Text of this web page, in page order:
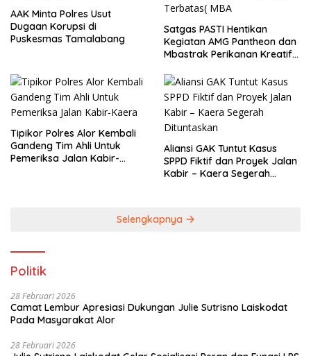
AAK Minta Polres Usut
Dugaan Korupsi di
Puskesmas Tamalabang
Satgas PASTI Hentikan
Kegiatan AMG Pantheon dan
Mbastrak Perikanan Kreatif
Tipikor Polres Alor Kembali
Gandeng Tim Ahli Untuk
Pemeriksa Jalan Kabir-
Aliansi GAK Tuntut Kasus
SPPD Fiktif dan Proyek Jalan
Kabir – Kaera Segerah
Selengkapnya
Politik
28 Februari 2026
Camat Lembur Apresiasi Dukungan Julie Sutrisno Laiskodat
Pada Masyarakat Alor
28 Februari 2026